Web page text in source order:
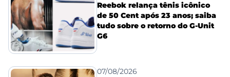
Reebok relança tênis icônico
de 50 Cent após 23 anos; saiba
tudo sobre o retorno do G-Unit
G6
07/08/2026